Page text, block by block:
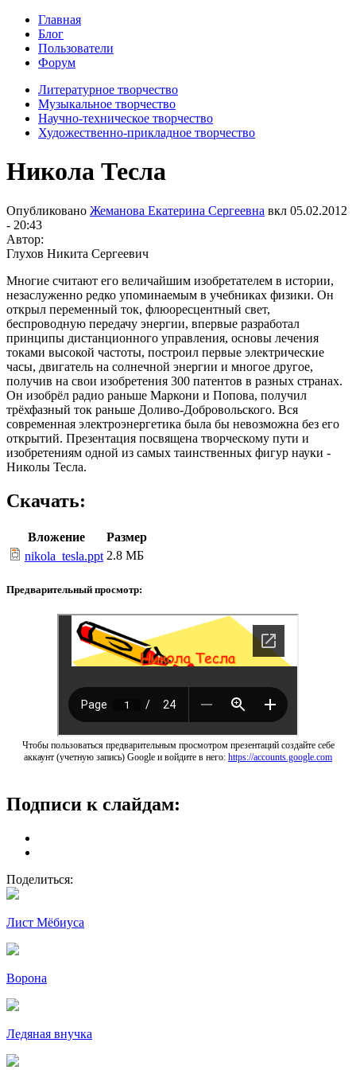
Главная
Блог
Пользователи
Форум
Литературное творчество
Музыкальное творчество
Научно-техническое творчество
Художественно-прикладное творчество
Никола Тесла
Опубликовано Жеманова Екатерина Сергеевна вкл 05.02.2012
- 20:43
Автор:
Глухов Никита Сергеевич
Многие считают его величайшим изобретателем в истории,
незаслуженно редко упоминаемым в учебниках физики. Он
открыл переменный ток, флюоресцентный свет,
беспроводную передачу энергии, впервые разработал
принципы дистанционного управления, основы лечения
токами высокой частоты, построил первые электрические
часы, двигатель на солнечной энергии и многое другое,
получив на свои изобретения 300 патентов в разных странах.
Он изобрёл радио раньше Маркони и Попова, получил
трёхфазный ток раньше Доливо-Добровольского. Вся
современная электроэнергетика была бы невозможна без его
открытий. Презентация посвящена творческому пути и
изобретениям одной из самых таинственных фигур науки -
Николы Тесла.
Скачать:
Вложение
Размер
nikola_tesla.ppt 2.8 МБ
Предварительный просмотр:
Чтобы пользоваться предварительным просмотром презентаций создайте себе
аккаунт (учетную запись) Google и войдите в него: https://accounts.google.com
Подписи к слайдам:
Поделиться:
Лист Мёбиуса
Ворона
Ледяная внучка